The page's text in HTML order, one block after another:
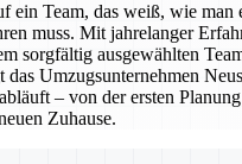
ein Team, das weiß, wie man
muss. Mit jahrelanger
sorgfältig ausgewählten
Umzugsunternehmen
– von der ersten
Zuhause.